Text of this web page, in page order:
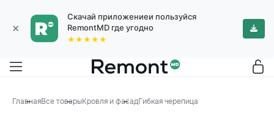
×
Скачай приложениеи пользуйся
RemontMD где угодно
★★★★★
ГлавнаяВсе товарыКровля и фасадГибкая черепица